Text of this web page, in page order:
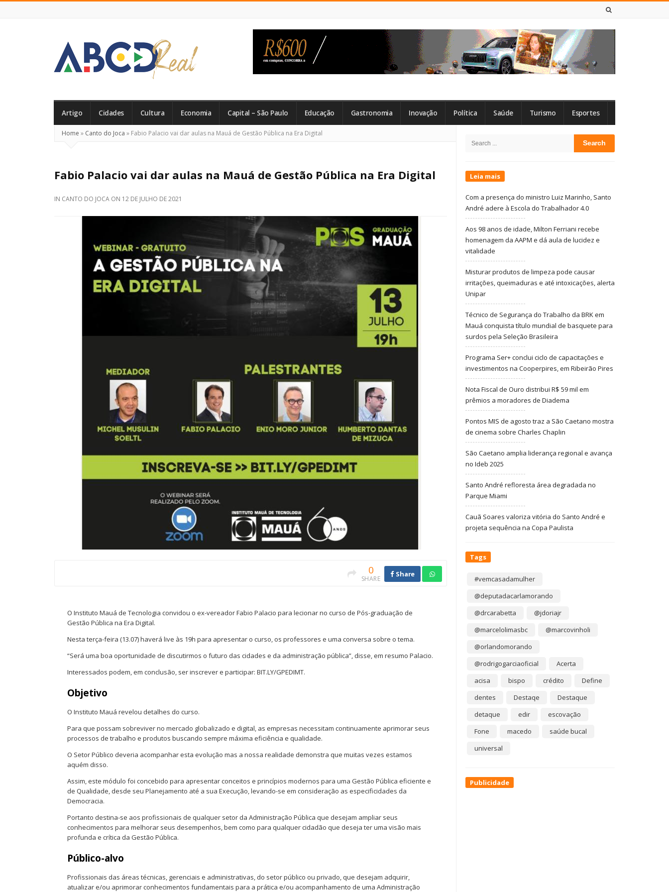
Real
Artigo Cidades Cultura Economia Capital – São Paulo Educação Gastronomia Inovação Política Saúde Turismo Esportes
Home » Canto do Joca » Fabio Palacio vai dar aulas na Mauá de Gestão Pública na Era Digital
Fabio Palacio vai dar aulas na Mauá de Gestão Pública na Era Digital
IN CANTO DO JOCA ON 12 DE JULHO DE 2021
0
SHARE
Share
O Instituto Mauá de Tecnologia convidou o ex-vereador Fabio Palacio para lecionar no curso de Pós-graduação de
Gestão Pública na Era Digital.
Nesta terça-feira (13.07) haverá live às 19h para apresentar o curso, os professores e uma conversa sobre o tema.
“Será uma boa oportunidade de discutirmos o futuro das cidades e da administração pública”, disse, em resumo Palacio.
Interessados podem, em conclusão, ser inscrever e participar: BIT.LY/GPEDIMT.
Objetivo
O Instituto Mauá revelou detalhes do curso.
Para que possam sobreviver no mercado globalizado e digital, as empresas necessitam continuamente aprimorar seus
processos de trabalho e produtos buscando sempre máxima eficiência e qualidade.
O Setor Público deveria acompanhar esta evolução mas a nossa realidade demonstra que muitas vezes estamos
aquém disso.
Assim, este módulo foi concebido para apresentar conceitos e princípios modernos para uma Gestão Pública eficiente e
de Qualidade, desde seu Planejamento até a sua Execução, levando-se em consideração as especificidades da
Democracia.
Portanto destina-se aos profissionais de qualquer setor da Administração Pública que desejam ampliar seus
conhecimentos para melhorar seus desempenhos, bem como para qualquer cidadão que deseja ter uma visão mais
profunda e crítica da Gestão Pública.
Público-alvo
Profissionais das áreas técnicas, gerenciais e administrativas, do setor público ou privado, que desejam adquirir,
atualizar e/ou aprimorar conhecimentos fundamentais para a prática e/ou acompanhamento de uma Administração
Sidebar
Search
Leia mais
Com a presença do ministro Luiz Marinho, Santo
André adere à Escola do Trabalhador 4.0
Aos 98 anos de idade, Milton Ferriani recebe
homenagem da AAPM e dá aula de lucidez e
vitalidade
Misturar produtos de limpeza pode causar
irritações, queimaduras e até intoxicações, alerta
Unipar
Técnico de Segurança do Trabalho da BRK em
Mauá conquista título mundial de basquete para
surdos pela Seleção Brasileira
Programa Ser+ conclui ciclo de capacitações e
investimentos na Cooperpires, em Ribeirão Pires
Nota Fiscal de Ouro distribui R$ 59 mil em
prêmios a moradores de Diadema
Pontos MIS de agosto traz a São Caetano mostra
de cinema sobre Charles Chaplin
São Caetano amplia liderança regional e avança
no Ideb 2025
Santo André refloresta área degradada no
Parque Miami
Cauã Soares valoriza vitória do Santo André e
projeta sequência na Copa Paulista
Tags
#vemcasadamulher
@deputadacarlamorando
@drcarabetta
@jdoriajr
@marcelolimasbc
@marcovinholi
@orlandomorando
@rodrigogarciaoficial
Acerta
acisa
bispo crédito
Define
dentes
Destaqe
Destaque
detaque
edir
escovação
Fone
macedo
saúde bucal
universal
Publicidade